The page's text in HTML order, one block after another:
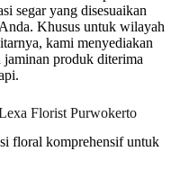
segar yang disesuaikan
Khusus untuk wilayah
kami menyediakan
jaminan produk diterima
Florist Purwokerto
floral komprehensif untuk